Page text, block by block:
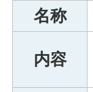
名称
内容